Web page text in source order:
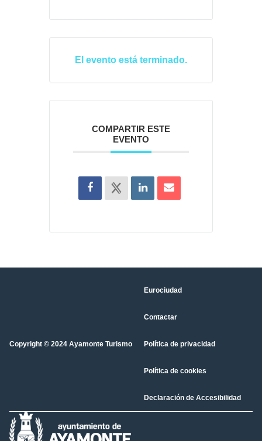
El evento está terminado.
COMPARTIR ESTE
EVENTO
Copyright © 2024 Ayamonte Turismo
Eurociudad
Contactar
Política de privacidad
Política de cookies
Declaración de Accesibilidad